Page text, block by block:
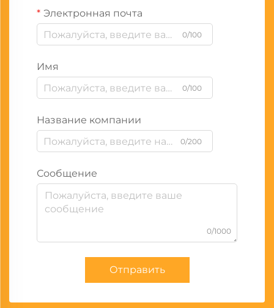
Электронная почта
0/100
Имя
0/100
Название компании
0/200
Сообщение
0/1000
Отправить